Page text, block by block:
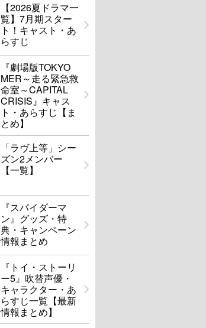
【2026夏ドラマ一
覧】7月期スター
ト！キャスト・あ
らすじ
『劇場版TOKYO
MER～走る緊急救
命室～CAPITAL
CRISIS』キャス
ト・あらすじ【ま
とめ】
「ラヴ上等」シー
ズン2メンバー
【一覧】
『スパイダーマ
ン』グッズ・特
典・キャンペーン
情報まとめ
『トイ・ストーリ
ー5』吹替声優・
キャラクター・あ
らすじ一覧【最新
情報まとめ】